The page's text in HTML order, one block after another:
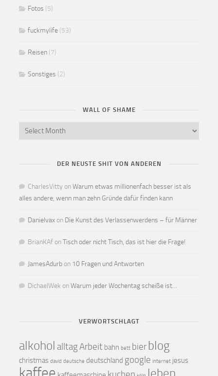
Fotos (5)
fuckmylife (53)
Reisen (7)
Sonstiges (2)
WALL OF SHAME
DER NEUSTE SHIT VON ANDEREN
CharlesVitty onWarum etwas millionenfach besser ist als
alles andere, wenn man zehn Gründe dafür finden kann
Danielvax on Die Kunst des Verlassenwerdens – für Männer
BrianKAf onTisch oder nicht Tisch, das ist hier die Frage!
JamesAdurb on 10 Fragen und Antworten
DichaelWek onWarum jeder Wochentag scheiße ist…
VERWORTSCHLAGT
alkohol alltagArbeit bahn bett bier blog
christmas david deutsche deutschland google internet jesus